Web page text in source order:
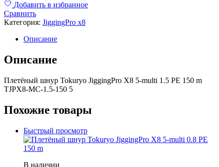
Добавить в избранное
Сравнить
Категория: JiggingPro x8
Описание
Описание
Плетёный шнур Tokuryo JiggingPro X8 5-multi 1.5 PE 150 m
TJPX8-MC-1.5-150 5
Похожие товары
Быстрый просмотр
В наличии